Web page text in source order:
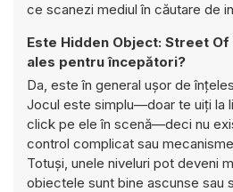
ce scanezi mediul în căutare de
Este Hidden Object: Street
ales pentru începători?
Da, este în general ușor de
Jocul este simplu—doar te uiți la
click pe ele în scenă—deci nu
control complicat sau
Totuși, unele niveluri pot deveni
obiectele sunt bine ascunse sau